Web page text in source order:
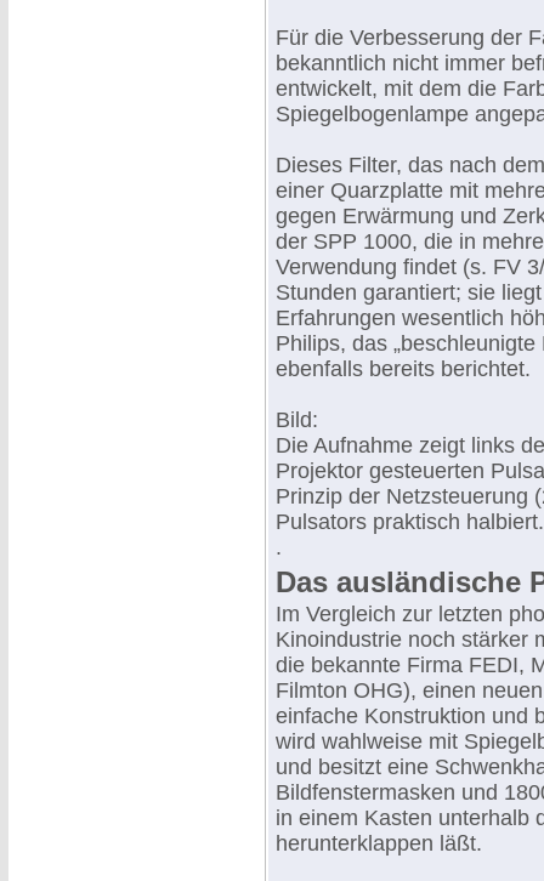
Für die Verbesserung der
bekanntlich nicht immer
entwickelt, mit dem die
Spiegelbogenlampe
Dieses Filter, das nach
einer Quarzplatte mit
gegen Erwärmung und
der SPP 1000, die in
Verwendung findet (s. FV
Stunden garantiert; sie
Erfahrungen wesentlich
Philips, das
ebenfalls bereits berichtet.
Bild:
Die Aufnahme zeigt links
Projektor gesteuerten
Prinzip der Netzsteuerung
Pulsators praktisch
.
Das ausländische
Im Vergleich zur letzten
Kinoindustrie noch stärker
die bekannte Firma FEDI,
Filmton OHG), einen
einfache Konstruktion und
wird wahlweise mit
und besitzt eine
Bildfenstermasken und
in einem Kasten unterhalb
herunterklappen läßt.